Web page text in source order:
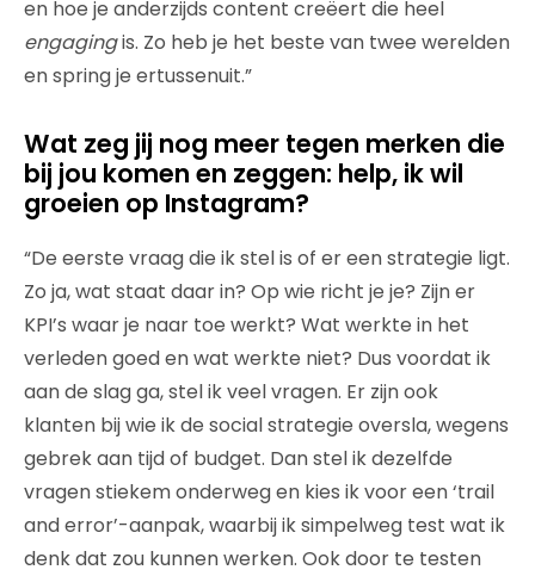
en hoe je anderzijds content creëert die heel
engagingis. Zo heb je het beste van twee werelden
en spring je ertussenuit.”
Wat zeg jij nog meer tegen merken die
bij jou komen en zeggen: help, ik wil
groeien op Instagram?
“De eerste vraag die ik stel is of er een strategie ligt.
Zo ja, wat staat daar in? Op wie richt je je? Zijn er
KPI’s waar je naar toe werkt? Wat werkte in het
verleden goed en wat werkte niet? Dus voordat ik
aan de slag ga, stel ik veel vragen. Er zijn ook
klanten bij wie ik de social strategie oversla, wegens
gebrek aan tijd of budget. Dan stel ik dezelfde
vragen stiekem onderweg en kies ik voor een ‘trail
and error’-aanpak, waarbij ik simpelweg test wat ik
denk dat zou kunnen werken. Ook door te testen